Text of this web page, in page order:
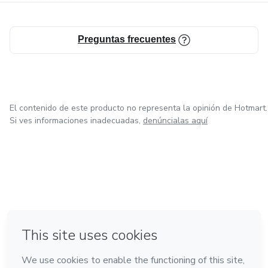
Preguntas frecuentes
El contenido de este producto no representa la opinión de Hotmart.
Si ves informaciones inadecuadas, denúncialas aquí
Hecho con❤ en Belo Horizonte